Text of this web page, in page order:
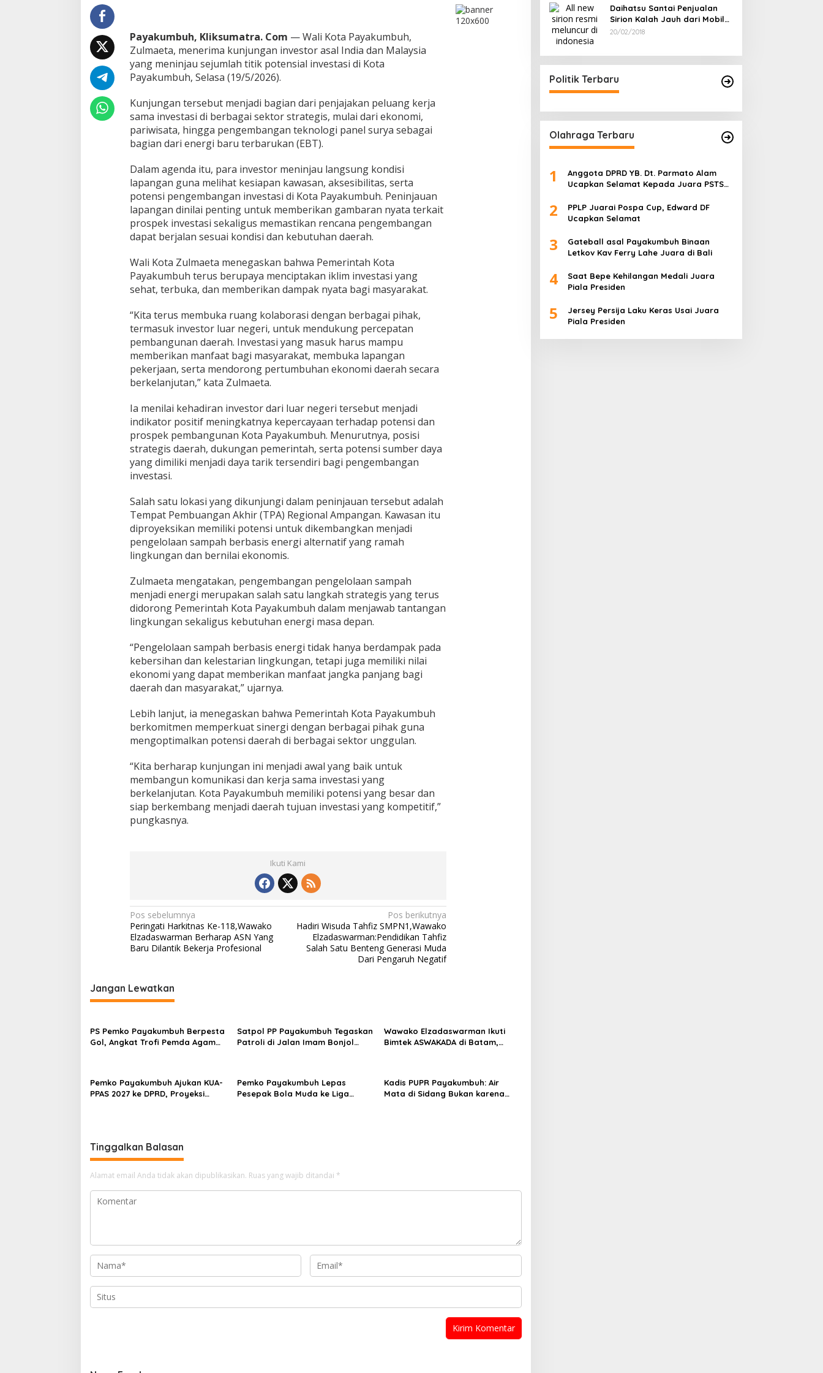
e
s
t
a
s
,
W
a
k
u
l
m
a
e
t
a
u
k
P
l
u
a
g
D
e
g
a
n
I
n
v
o
r
I
n
d
i
D
a
n
M
a
a
y
s
i
a
Payakumbuh, Kliksumatra. Com — Wali Kota Payakumbuh,
Zulmaeta, menerima kunjungan investor asal India dan Malaysia
yang meninjau sejumlah titik potensial investasi di Kota
Payakumbuh, Selasa (19/5/2026).
Kunjungan tersebut menjadi bagian dari penjajakan peluang kerja
sama investasi di berbagai sektor strategis, mulai dari ekonomi,
pariwisata, hingga pengembangan teknologi panel surya sebagai
bagian dari energi baru terbarukan (EBT).
Dalam agenda itu, para investor meninjau langsung kondisi
lapangan guna melihat kesiapan kawasan, aksesibilitas, serta
potensi pengembangan investasi di Kota Payakumbuh. Peninjauan
lapangan dinilai penting untuk memberikan gambaran nyata terkait
prospek investasi sekaligus memastikan rencana pengembangan
dapat berjalan sesuai kondisi dan kebutuhan daerah.
Wali Kota Zulmaeta menegaskan bahwa Pemerintah Kota
Payakumbuh terus berupaya menciptakan iklim investasi yang
sehat, terbuka, dan memberikan dampak nyata bagi masyarakat.
“Kita terus membuka ruang kolaborasi dengan berbagai pihak,
termasuk investor luar negeri, untuk mendukung percepatan
pembangunan daerah. Investasi yang masuk harus mampu
memberikan manfaat bagi masyarakat, membuka lapangan
pekerjaan, serta mendorong pertumbuhan ekonomi daerah secara
berkelanjutan,” kata Zulmaeta.
Ia menilai kehadiran investor dari luar negeri tersebut menjadi
indikator positif meningkatnya kepercayaan terhadap potensi dan
prospek pembangunan Kota Payakumbuh. Menurutnya, posisi
strategis daerah, dukungan pemerintah, serta potensi sumber daya
yang dimiliki menjadi daya tarik tersendiri bagi pengembangan
investasi.
Salah satu lokasi yang dikunjungi dalam peninjauan tersebut adalah
Tempat Pembuangan Akhir (TPA) Regional Ampangan. Kawasan itu
diproyeksikan memiliki potensi untuk dikembangkan menjadi
pengelolaan sampah berbasis energi alternatif yang ramah
lingkungan dan bernilai ekonomis.
Zulmaeta mengatakan, pengembangan pengelolaan sampah
menjadi energi merupakan salah satu langkah strategis yang terus
didorong Pemerintah Kota Payakumbuh dalam menjawab tantangan
lingkungan sekaligus kebutuhan energi masa depan.
“Pengelolaan sampah berbasis energi tidak hanya berdampak pada
kebersihan dan kelestarian lingkungan, tetapi juga memiliki nilai
ekonomi yang dapat memberikan manfaat jangka panjang bagi
daerah dan masyarakat,” ujarnya.
Lebih lanjut, ia menegaskan bahwa Pemerintah Kota Payakumbuh
berkomitmen memperkuat sinergi dengan berbagai pihak guna
mengoptimalkan potensi daerah di berbagai sektor unggulan.
“Kita berharap kunjungan ini menjadi awal yang baik untuk
membangun komunikasi dan kerja sama investasi yang
berkelanjutan. Kota Payakumbuh memiliki potensi yang besar dan
siap berkembang menjadi daerah tujuan investasi yang kompetitif,”
pungkasnya.
Ikuti Kami
N
a
v
g
a
i
s
Pos sebelumnya
Peringati Harkitnas Ke-118,Wawako
Elzadaswarman Berharap ASN Yang
Baru Dilantik Bekerja Profesional
Pos berikutnya
Hadiri Wisuda Tahfiz SMPN1,Wawako
Elzadaswarman:Pendidikan Tahfiz
Salah Satu Benteng Generasi Muda
Dari Pengaruh Negatif
Jangan Lewatkan
PS Pemko Payakumbuh Berpesta
Gol, Angkat Trofi Pemda Agam
Satpol PP Payakumbuh Tegaskan
Patroli di Jalan Imam Bonjol
Wawako Elzadaswarman Ikuti
Bimtek ASWAKADA di Batam,
Pemko Payakumbuh Ajukan KUA-
PPAS 2027 ke DPRD, Proyeksi
Pemko Payakumbuh Lepas
Pesepak Bola Muda ke Liga
Kadis PUPR Payakumbuh: Air
Mata di Sidang Bukan karena
Tinggalkan Balasan
Alamat email Anda tidak akan dipublikasikan. Ruas yang wajib ditandai *
Daihatsu Santai Penjualan
Sirion Kalah Jauh dari Mobil
LCGC
20/02/2018
Politik Terbaru
Olahraga Terbaru
1
Anggota DPRD YB. Dt. Parmato Alam
Ucapkan Selamat Kepada Juara PSTS
2
PPLP Juarai Pospa Cup, Edward DF
Ucapkan Selamat
3
Gateball asal Payakumbuh Binaan
Letkov Kav Ferry Lahe Juara di Bali
4
Saat Bepe Kehilangan Medali Juara
Piala Presiden
5
Jersey Persija Laku Keras Usai Juara
Piala Presiden